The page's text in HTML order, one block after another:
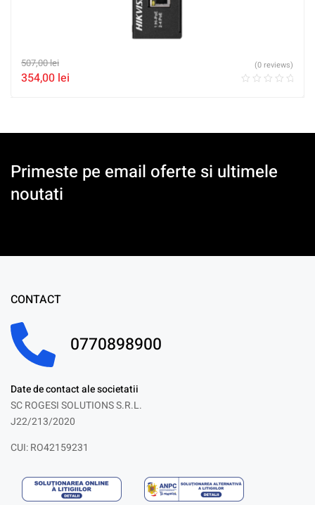
507,00lei
354,00 lei
(0 reviews)
Primeste pe email oferte si ultimele
noutati
CONTACT
0770898900
Date de contact ale societatii
SC ROGESI SOLUTIONS S.R.L.
J22/213/2020
CUI: RO42159231